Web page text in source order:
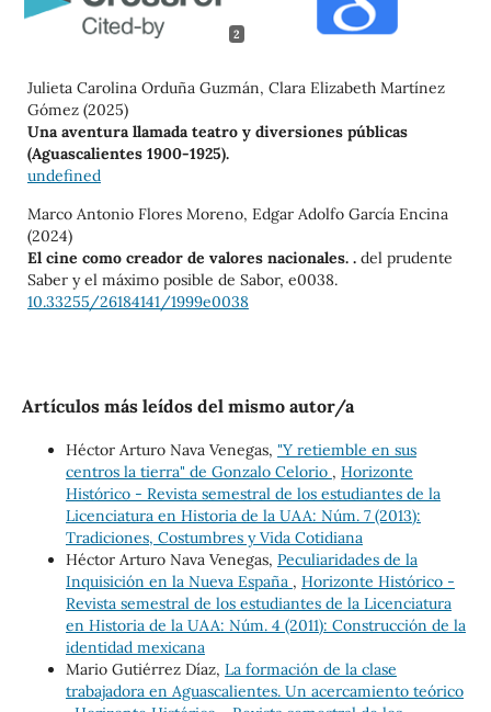
2
Julieta Carolina Orduña Guzmán, Clara Elizabeth Martínez
Gómez (2025)
Una aventura llamada teatro y diversiones públicas
(Aguascalientes 1900-1925).
undefined
Marco Antonio Flores Moreno, Edgar Adolfo García Encina
(2024)
El cine como creador de valores nacionales. . del prudente
Saber y el máximo posible de Sabor, e0038.
10.33255/26184141/1999e0038
Artículos más leídos del mismo autor/a
Héctor Arturo Nava Venegas, "Y retiemble en sus
centros la tierra" de Gonzalo Celorio , Horizonte
Histórico - Revista semestral de los estudiantes de la
Licenciatura en Historia de la UAA: Núm. 7 (2013):
Tradiciones, Costumbres y Vida Cotidiana
Héctor Arturo Nava Venegas, Peculiaridades de la
Inquisición en la Nueva España , Horizonte Histórico -
Revista semestral de los estudiantes de la Licenciatura
en Historia de la UAA: Núm. 4 (2011): Construcción de la
identidad mexicana
Mario Gutiérrez Díaz, La formación de la clase
trabajadora en Aguascalientes. Un acercamiento teórico